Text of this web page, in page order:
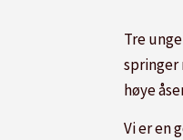
Tre
springer
høye
Vi er en